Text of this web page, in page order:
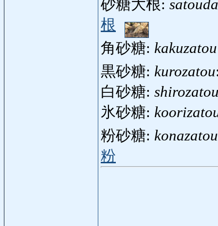
砂糖大根:
根
角砂糖: kakuzatou
黒砂糖: kurozatou
白砂糖:
氷砂糖:
粉砂糖: konazatou
粉